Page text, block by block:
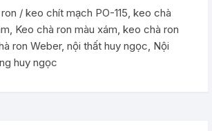
/ keo chít mạch PO-115 ,keo chà
Keo chà ron màu xám ,keo chà ron
ron Weber,nội thất huy ngọc Nội
huy ngọc